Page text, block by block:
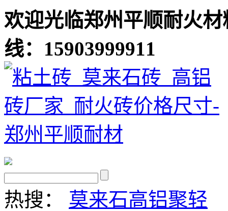
欢迎光临郑州平顺耐火
线：15903999911
热搜： 莫来石高铝聚轻